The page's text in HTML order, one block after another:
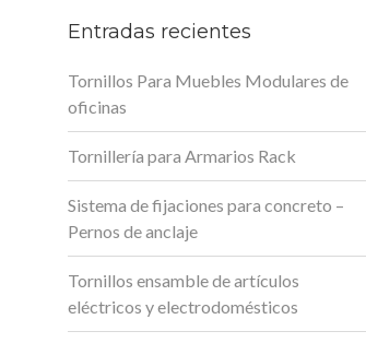
Entradas recientes
Tornillos Para Muebles Modulares de
oficinas
Tornillería para Armarios Rack
Sistema de fijaciones para concreto –
Pernos de anclaje
Tornillos ensamble de artículos
eléctricos y electrodomésticos